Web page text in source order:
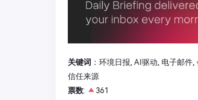
关键词 ：环境日报, AI驱动, 电子邮
信任来源
票数:
361